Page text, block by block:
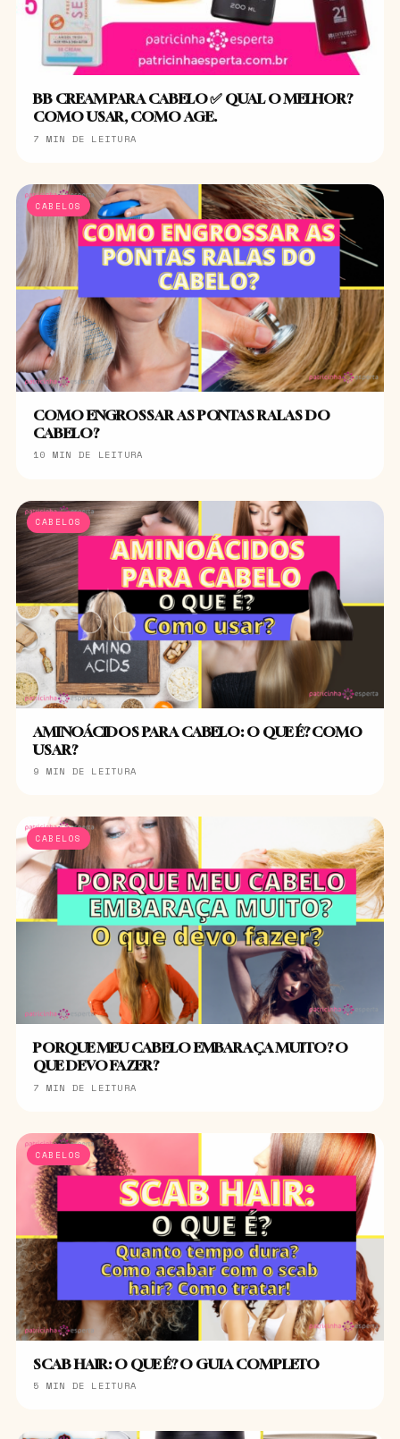
BB CREAM PARA CABELO ✅ QUAL O MELHOR?
COMO USAR, COMO AGE.
7 MIN DE LEITURA
CABELOS
COMO ENGROSSAR AS PONTAS RALAS DO
CABELO?
10 MIN DE LEITURA
CABELOS
AMINOÁCIDOS PARA CABELO: O QUE É? COMO
USAR?
9 MIN DE LEITURA
CABELOS
PORQUE MEU CABELO EMBARAÇA MUITO? O
QUE DEVO FAZER?
7 MIN DE LEITURA
CABELOS
SCAB HAIR: O QUE É? O GUIA COMPLETO
5 MIN DE LEITURA